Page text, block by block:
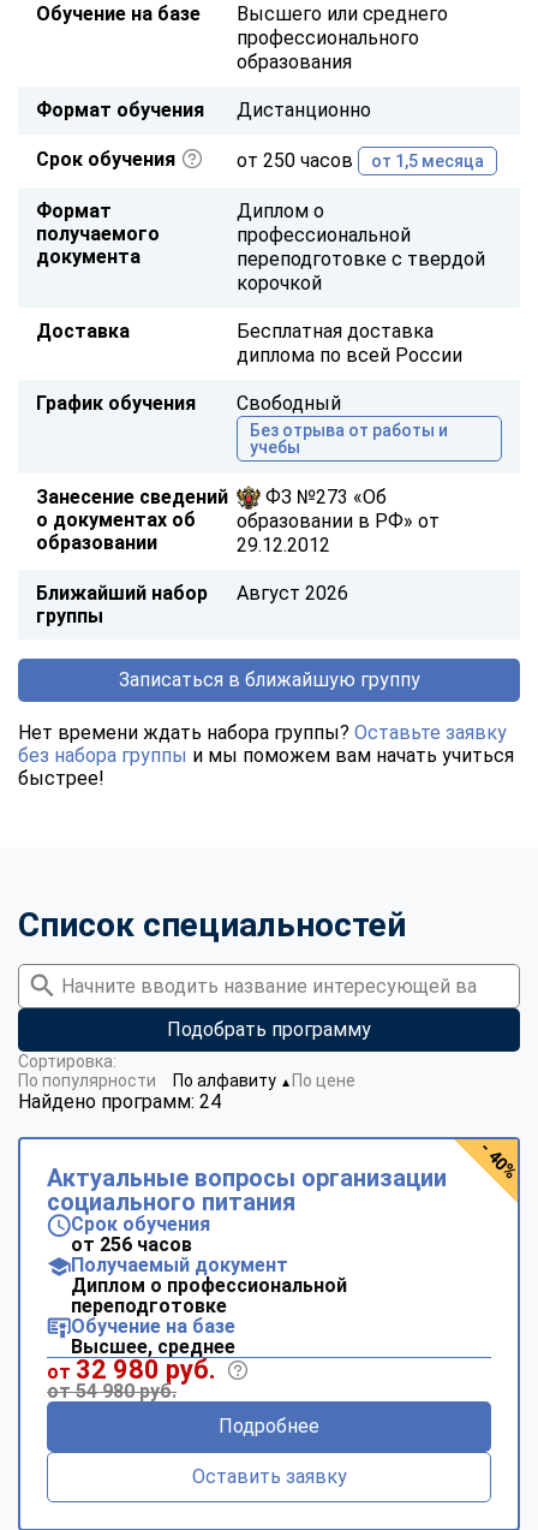
Обучение на базе
Высшего или среднего
профессионального
образования
Формат обучения Дистанционно
Срок обучения от 250 часов от 1,5 месяца
Формат
получаемого
документа
Диплом о
профессиональной
переподготовке с твердой
корочкой
Доставка
Бесплатная доставка
диплома по всей России
График обучения Свободный
Без отрыва от работы и
учебы
Занесение сведений
о документах об
образовании
ФЗ №273 «Об
образовании в РФ» от
29.12.2012
Ближайший набор
группы
Август 2026
Записаться в ближайшую группу
Нет времени ждать набора группы? Оставьте заявку
без набора группы и мы поможем вам начать учиться
быстрее!
Список специальностей
Подобрать программу
Найдено программ: 24
Сортировка:
По популярности
По алфавиту ▼ По цене
Актуальные вопросы организации
социального питания
Срок обучения
от 256 часов
Получаемый документ
Диплом о профессиональной
переподготовке
Обучение на базе
Высшее, среднее
от 32 980 руб.
от 54 980 руб.
Подробнее
Оставить заявку
- 40%